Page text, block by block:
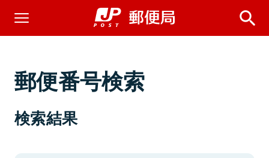
郵便番号検索
検索結果